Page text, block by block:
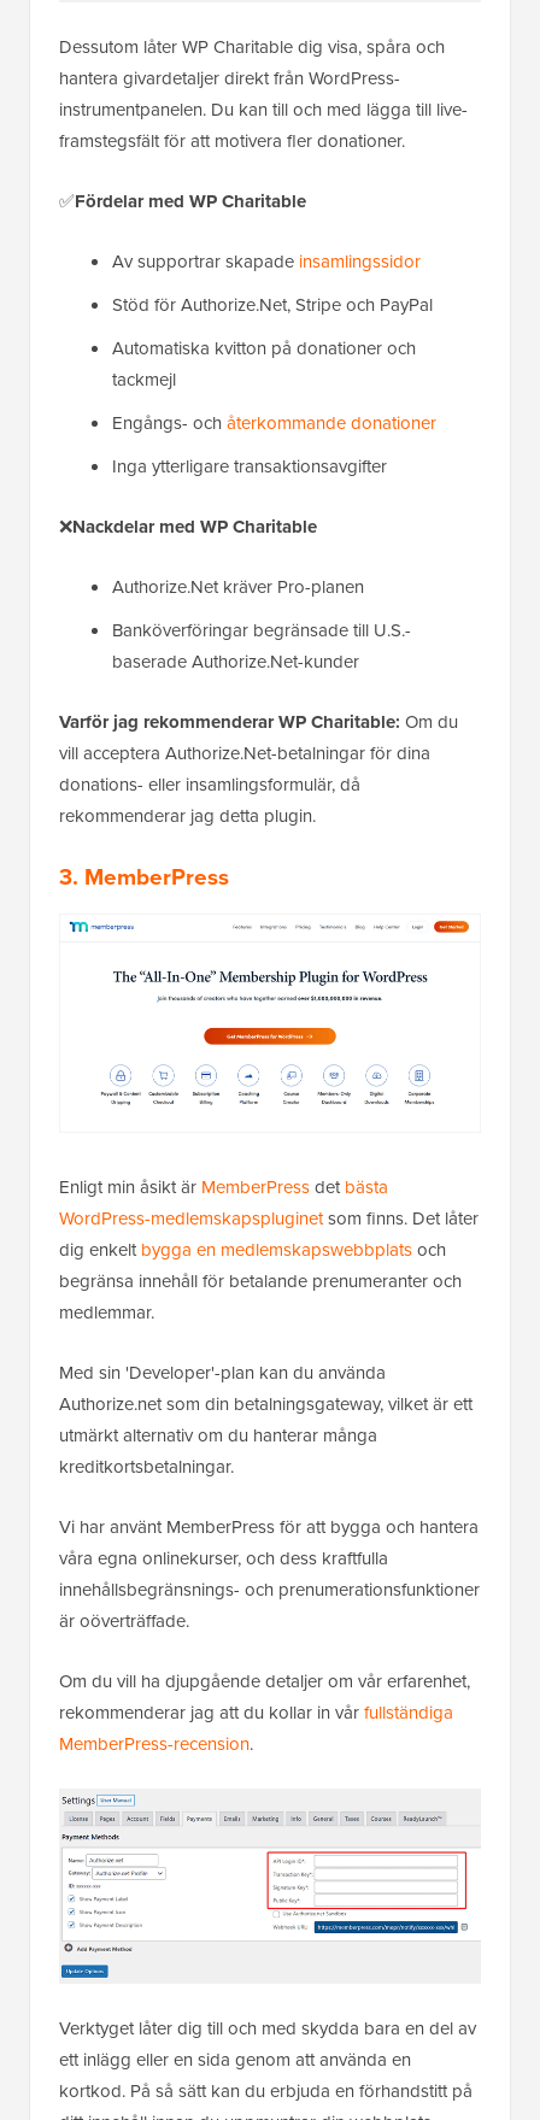
Dessutom låter WP Charitable dig visa, spåra och
hantera givardetaljer direkt från WordPress-
instrumentpanelen. Du kan till och med lägga till live-
framstegsfält för att motivera fler donationer.
✅Fördelar med WP Charitable
Av supportrar skapade insamlingssidor
Stöd för Authorize.Net, Stripe och PayPal
Automatiska kvitton på donationer och
tackmejl
Engångs- ochåterkommande donationer
Inga ytterligare transaktionsavgifter
❌Nackdelar med WP Charitable
Authorize.Net kräver Pro-planen
Banköverföringar begränsade till U.S.-
baserade Authorize.Net-kunder
Varför jag rekommenderar WP Charitable: Om du
vill acceptera Authorize.Net-betalningar för dina
donations- eller insamlingsformulär, då
rekommenderar jag detta plugin.
3. MemberPress
Enligt min åsikt är MemberPressdetbästa
WordPress-medlemskapspluginetsom finns. Det låter
dig enkeltbygga en medlemskapswebbplatsoch
begränsa innehåll för betalande prenumeranter och
medlemmar.
Med sin 'Developer'-plan kan du använda
Authorize.net som din betalningsgateway, vilket är ett
utmärkt alternativ om du hanterar många
kreditkortsbetalningar.
Vi har använt MemberPress för att bygga och hantera
våra egna onlinekurser, och dess kraftfulla
innehållsbegränsnings- och prenumerationsfunktioner
är oöverträffade.
Om du vill ha djupgående detaljer om vår erfarenhet,
rekommenderar jag att du kollar in vårfullständiga
MemberPress-recension.
Verktyget låter dig till och med skydda bara en del av
ett inlägg eller en sida genom att använda en
kortkod. På så sätt kan du erbjuda en förhandstitt på